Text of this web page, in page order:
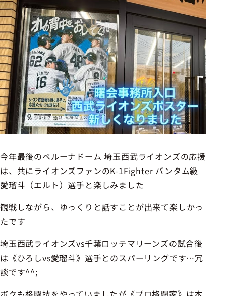
今年最後のベルーナドーム 埼玉西武ライオンズの応援
は、共にライオンズファンのK-1Fighter バンタム級
愛瑠斗（エルト）選手と楽しみました
観戦しながら、ゆっくりと話すことが出来て楽しかっ
たです
埼玉西武ライオンズvs千葉ロッテマリーンズの試合後
は《ひろしvs愛瑠斗》選手とのスパーリングです…冗
談です^^;